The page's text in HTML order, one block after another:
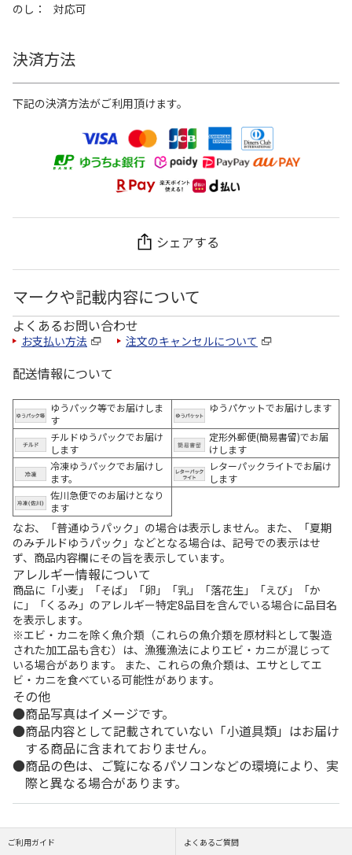
のし
対応可
決済方法
下記の決済方法がご利用頂けます。
シェアする
マークや記載内容について
よくあるお問い合わせ
お支払い方法 注文のキャンセルについて
配送情報について
ゆうパック等でお届けしま
す
ゆうパケットでお届けします
チルドゆうパックでお届け
します
定形外郵便(簡易書留)でお届
けします
冷凍ゆうパックでお届けし
ます。
レターパックライトでお届け
します
佐川急便でのお届けとなり
ます
なお、「普通ゆうパック」の場合は表示しません。また、「夏期
のみチルドゆうパック」などとなる場合は、記号での表示はせ
ず、商品内容欄にその旨を表示しています。
アレルギー情報について
商品に「小麦」「そば」「卵」「乳」「落花生」「えび」「か
に」「くるみ」のアレルギー特定8品目を含んでいる場合に品目名
を表示します。
※エビ・カニを除く魚介類（これらの魚介類を原材料として製造
された加工品も含む）は、漁獲漁法によりエビ・カニが混じって
いる場合があります。 また、これらの魚介類は、エサとしてエ
ビ・カニを食べている可能性があります。
その他
商品写真はイメージです。
商品内容として記載されていない「小道具類」はお届け
する商品に含まれておりません。
商品の色は、ご覧になるパソコンなどの環境により、実
際と異なる場合があります。
ご利用ガイド よくあるご質問